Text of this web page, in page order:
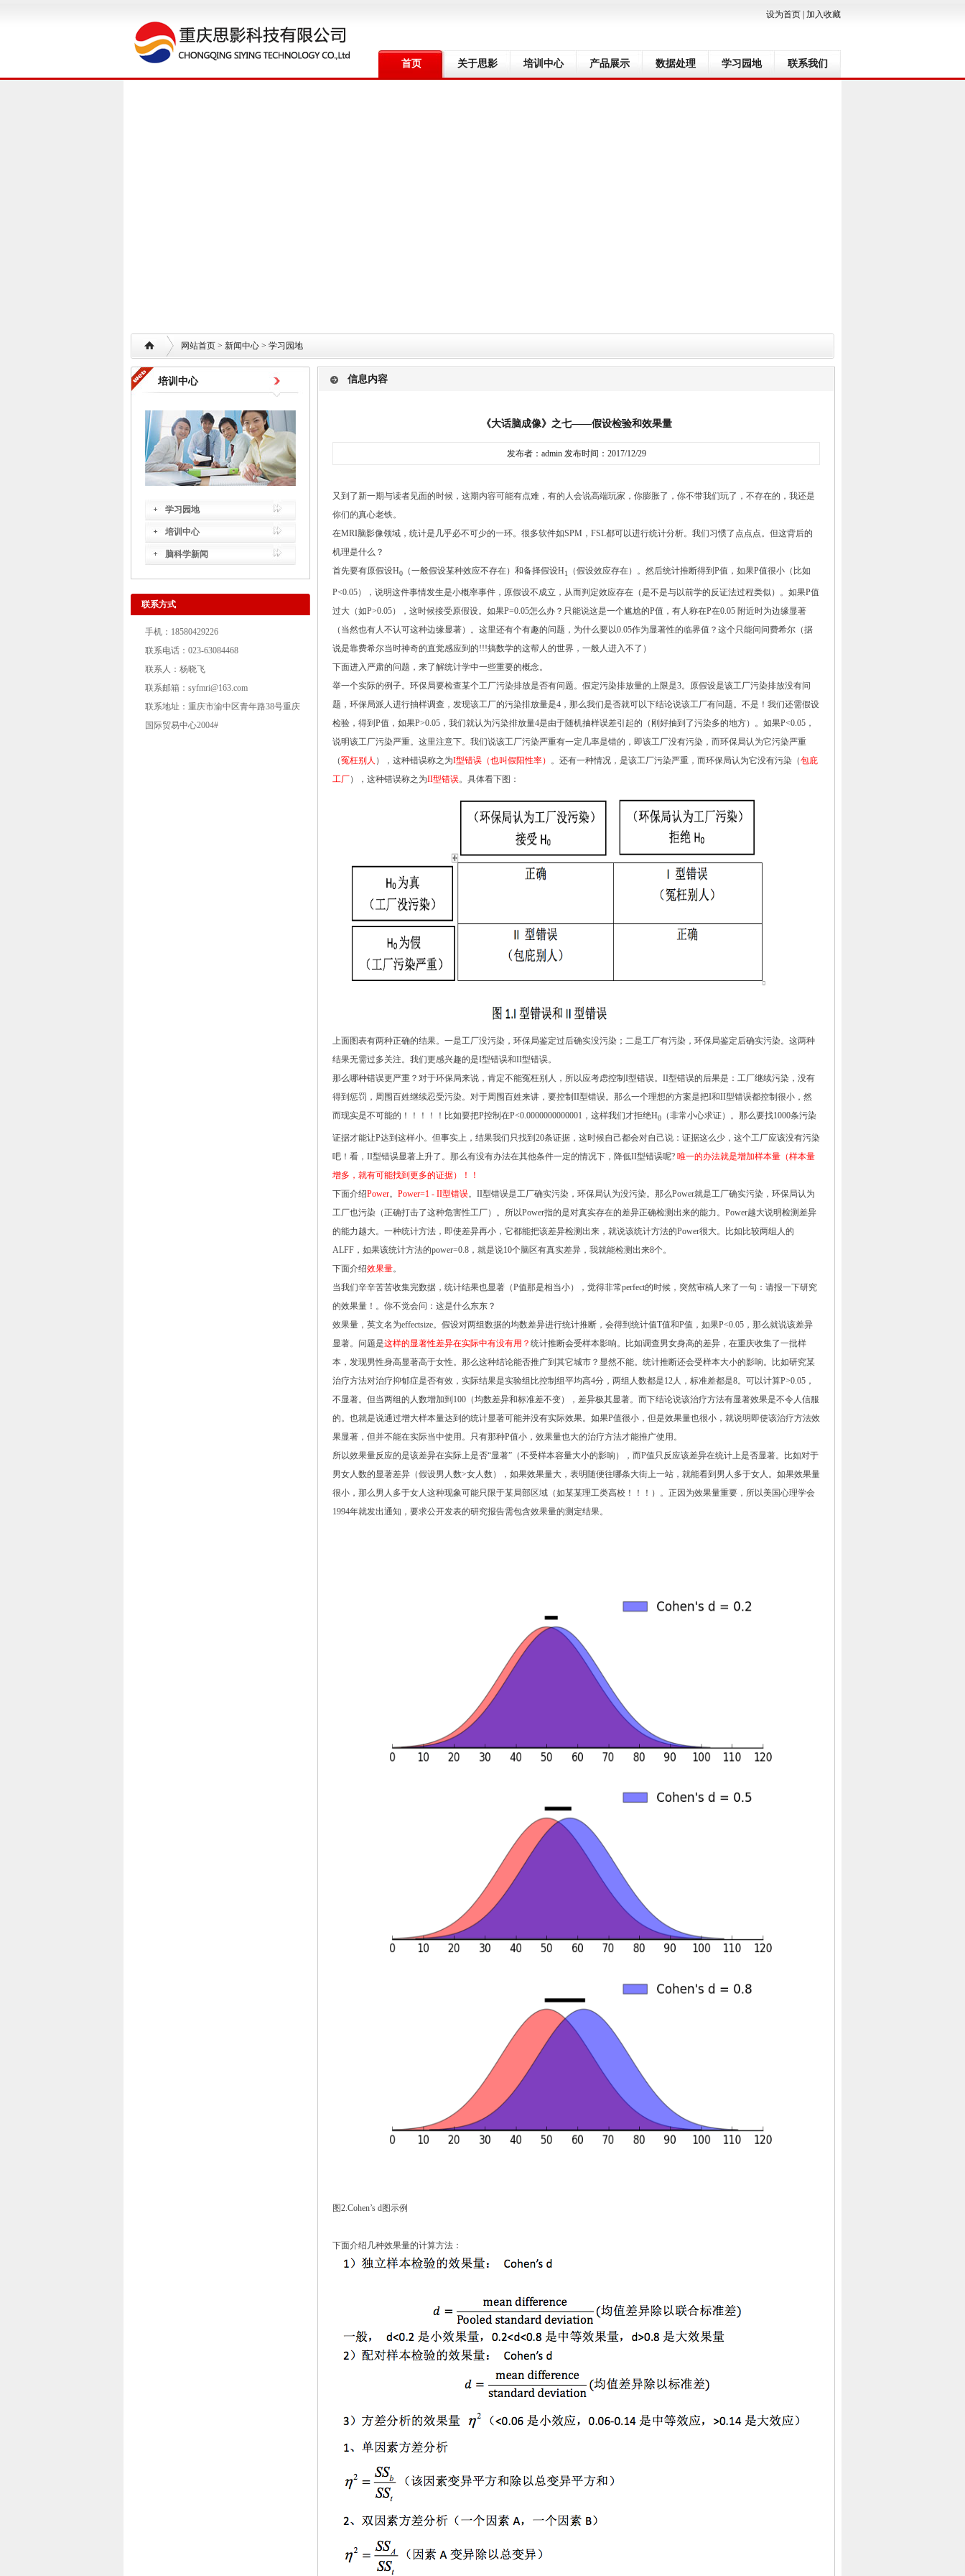
设为首页 加入收藏
首页 关于思影 培训中心 产品展示 数据处理 学习园地 联系我们
网站首页 > 新闻中心 > 学习园地
培训中心
学习园地
培训中心
脑科学新闻
联系方式
手机：18580429226
联系电话：023-63084468
联系人：杨晓飞
联系邮箱：syfmri@163.com
联系地址：重庆市渝中区青年路38号重庆
国际贸易中心2004#
信息内容
《大话脑成像》之七——假设检验和效果量
发布者：admin 发布时间：2017/12/29
又到了新一期与读者见面的时候，这期内容可能有点难，有的人会说高端玩家，你膨胀了，你不带我们玩了，不存在的，我还是
你们的真心老铁。
在MRI脑影像领域，统计是几乎必不可少的一环。很多软件如SPM ， FSL都可以进行统计分析。我们习惯了点点点。但这背后的
机理是什么？
首先要有原假设H0 （一般假设某种效应不存在）和备择假设H1 （假设效应存在）。然后统计推断得到 P值，如果P值很小（比如
P<0.05），说明这件事情发生是小概率事件，原假设不成立，从而判定效应存在（是不是与以前学的反证法过程类似）。如果P值
过大（如P>0.05），这时候接受原假设。如果P=0.05怎么办？只能说这是一个尴尬的P值，有人称在P在0.05 附近时为边缘显著
（当然也有人不认可这种边缘显著）。这里还有个有趣的问题，为什么要以0.05作为显著性的临界值？这个只能问问费希尔（据
说是靠费希尔当时神奇的直觉感应到的!!!搞数学的这帮人的世界，一般人进入不了）
下面进入严肃的问题，来了解统计学中一些重要的概念。
举一个实际的例子。环保局要检查某个工厂污染排放是否有问题。假定污染排放量的上限是3。原假设是该工厂污染排放没有问
题，环保局派人进行抽样调查，发现该工厂的污染排放量是4 ，那么我们是否就可以下结论说该工厂有问题。不是！我们还需假设
检验，得到 P值，如果P>0.05 ，我们就认为污染排放量4是由于随机抽样误差引起的（刚好抽到了污染多的地方）。如果P<0.05 ，
说明该工厂污染严重。这里注意下。我们说该工厂污染严重有一定几率是错的，即该工厂没有污染，而环保局认为它污染严重
（冤枉别人 ），这种错误称之为I型错误（也叫假阳性率） 。还有一种情况，是该工厂污染严重，而环保局认为它没有污染（包庇
工厂），这种错误称之为II型错误。具体看下图：
上面图表有两种正确的结果。一是工厂没污染，环保局鉴定过后确实没污染；二是工厂有污染，环保局鉴定后确实污染。这两种
结果无需过多关注。我们更感兴趣的是I型错误和II型错误。
那么哪种错误更严重？对于环保局来说，肯定不能冤枉别人，所以应考虑控制 I型错误。 II型错误的后果是：工厂继续污染，没有
得到惩罚，周围百姓继续忍受污染。对于周围百姓来讲，要控制 II型错误。那么一个理想的方案是把I和II型错误都控制很小，然
而现实是不可能的！！！！！比如要把P控制在P<0.0000000000001 ，这样我们才拒绝H0 （非常小心求证）。那么要找1000条污染
证据才能让P达到这样小。但事实上，结果我们只找到20条证据，这时候自己都会对自己说：证据这么少，这个工厂应该没有污染
吧！看， II型错误显著上升了。那么有没有办法在其他条件一定的情况下，降低II型错误呢? 唯一的办法就是增加样本量（样本量
增多，就有可能找到更多的证据）！！
下面介绍Power。 Power=1 - II型错误。 II型错误是工厂确实污染，环保局认为没污染。那么Power就是工厂确实污染，环保局认为
工厂也污染（正确打击了这种危害性工厂）。所以Power指的是对真实存在的差异正确检测出来的能力。 Power越大说明检测差异
的能力越大。一种统计方法，即使差异再小，它都能把该差异检测出来，就说该统计方法的Power很大。比如比较两组人的
ALFF ，如果该统计方法的power=0.8 ，就是说10个脑区有真实差异，我就能检测出来8个。
下面介绍效果量。
当我们辛辛苦苦收集完数据，统计结果也显著（P值那是相当小），觉得非常perfect的时候，突然审稿人来了一句：请报一下研究
的效果量！。你不觉会问：这是什么东东？
效果量，英文名为effectsize。假设对两组数据的均数差异进行统计推断，会得到统计值T值和P值，如果P<0.05 ，那么就说该差异
显著。问题是这样的显著性差异在实际中有没有用？ 统计推断会受样本影响。比如调查男女身高的差异，在重庆收集了一批样
本，发现男性身高显著高于女性。那么这种结论能否推广到其它城市？显然不能。统计推断还会受样本大小的影响。比如研究某
治疗方法对治疗抑郁症是否有效，实际结果是实验组比控制组平均高4分，两组人数都是12 人，标准差都是8。可以计算P>0.05 ，
不显著。但当两组的人数增加到100 （均数差异和标准差不变），差异极其显著。而下结论说该治疗方法有显著效果是不令人信服
的。也就是说通过增大样本量达到的统计显著可能并没有实际效果。如果P值很小，但是效果量也很小，就说明即使该治疗方法效
果显著，但并不能在实际当中使用。只有那种P值小，效果量也大的治疗方法才能推广使用。
所以效果量反应的是该差异在实际上是否“显著”（不受样本容量大小的影响），而P值只反应该差异在统计上是否显著。比如对于
男女人数的显著差异（假设男人数>女人数），如果效果量大，表明随便往哪条大街上一站，就能看到男人多于女人。如果效果量
很小，那么男人多于女人这种现象可能只限于某局部区域（如某某理工类高校！！！）。正因为效果量重要，所以美国心理学会
1994年就发出通知，要求公开发表的研究报告需包含效果量的测定结果。
图2.Cohen’s d图示例
下面介绍几种效果量的计算方法：